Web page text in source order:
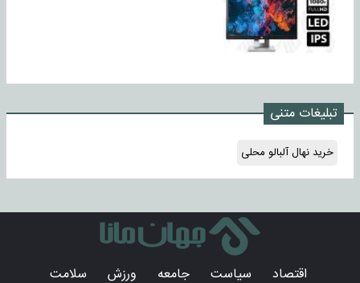
تبلیغات متنی
خرید نهال آلبالو محلی
اقتصاد سیاست جامعه ورزش سلامت